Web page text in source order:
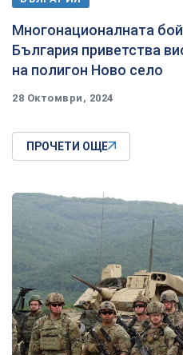
Многонационалната
България приветства
на полигон Ново село
28 Октомври, 2024
ПРОЧЕТИ ОЩЕ